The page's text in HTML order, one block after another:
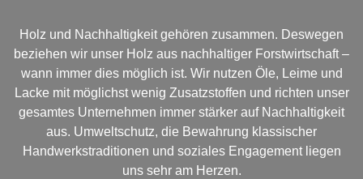
Holz und Nachhaltigkeit gehören zusammen. Deswegen
beziehen wir unser Holz aus nachhaltiger Forstwirtschaft –
wann immer dies möglich ist. Wir nutzen Öle, Leime und
Lacke mit möglichst wenig Zusatzstoffen und richten unser
gesamtes Unternehmen immer stärker auf Nachhaltigkeit
aus. Umweltschutz, die Bewahrung klassischer
Handwerkstraditionen und soziales Engagement liegen
uns sehr am Herzen.